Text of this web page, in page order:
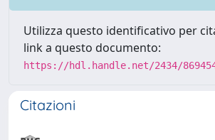
Utilizza questo identificativo per
link a questo documento:
https://hdl.handle.net/2434/
Citazioni